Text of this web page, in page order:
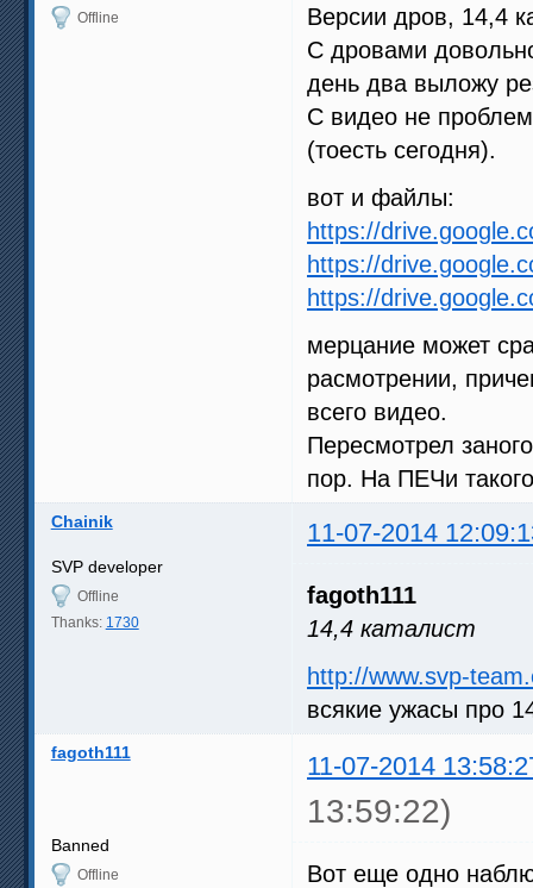
Offline
Версии дров, 14,4
С дровами
день два выложу
С видео не
(тоесть сегодня).
вот и файлы:
https://
https://
https://
мерцание может
расмотрении,
всего видео.
Пересмотрел
пор. На ПЕЧи
Chainik 11-07-2014
SVP developer
Offline
Thanks: 1730
fagoth111
14,4 каталист
http://www.svp-
всякие ужасы про
fagoth111 11-07-2014
13:59:22)
Banned
Offline
Вот еще одно